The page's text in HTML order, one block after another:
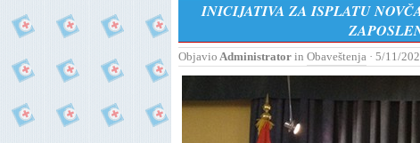
INICIJATIVA ZA ISPLATU
Objavio Administrator in Obaveštenja · 5/11/